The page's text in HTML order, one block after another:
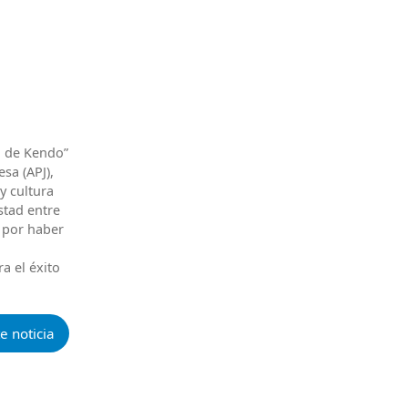
de Kendo”
(APJ),
cultura
entre
haber
el éxito
noticia